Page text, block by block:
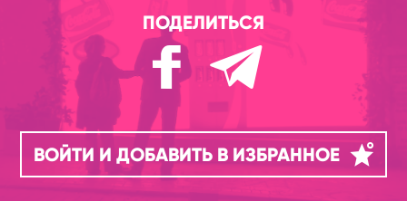
ПОДЕЛИТЬСЯ
ВОЙТИ И ДОБАВИТЬ В ИЗБРАННОЕ